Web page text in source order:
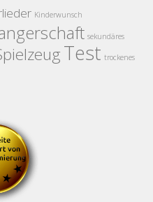
Kinderwunsch
sekundäres
Test trockenes